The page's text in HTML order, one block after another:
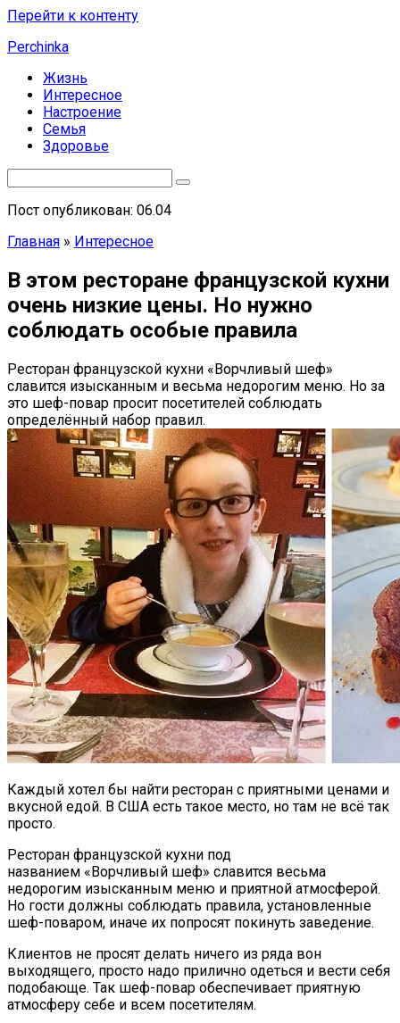
Перейти к контенту
Perchinka
Жизнь
Интересное
Настроение
Семья
Здоровье
Пост опубликован: 06.04
Главная » Интересное
В этом ресторане французской кухни
очень низкие цены. Но нужно
соблюдать особые правила
Ресторан французской кухни «Ворчливый шеф»
славится изысканным и весьма недорогим меню. Но за
это шеф-повар просит посетителей соблюдать
определённый набор правил.
Каждый хотел бы найти ресторан с приятными ценами и
вкусной едой. В США есть такое место, но там не всё так
просто.
Ресторан французской кухни под
названием «Ворчливый шеф» славится весьма
недорогим изысканным меню и приятной атмосферой.
Но гости должны соблюдать правила, установленные
шеф-поваром, иначе их попросят покинуть заведение.
Клиентов не просят делать ничего из ряда вон
выходящего, просто надо прилично одеться и вести себя
подобающе. Так шеф-повар обеспечивает приятную
атмосферу себе и всем посетителям.